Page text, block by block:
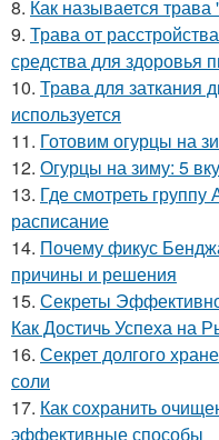
8. Как называется трава
9. Трава от
средства для здоровья
10. Трава для заткания
используется
11. Готовим огурцы на
12. Огурцы на зиму: 5
13. Где смотреть
расписание
14. Почему фикус
причины и решения
15. Секреты
Как Достичь Успеха на
16. Секрет долгого
соли
17. Как сохранить
эффективные способы